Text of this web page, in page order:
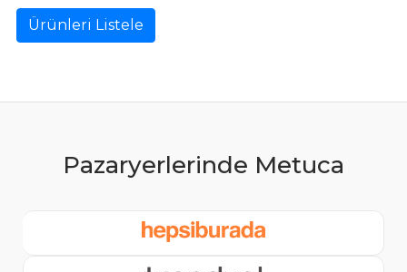
Ürünleri Listele